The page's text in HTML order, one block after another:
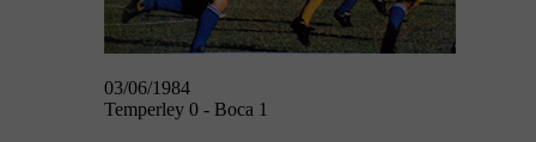
03/06/1984
Temperley 0 - Boca 1